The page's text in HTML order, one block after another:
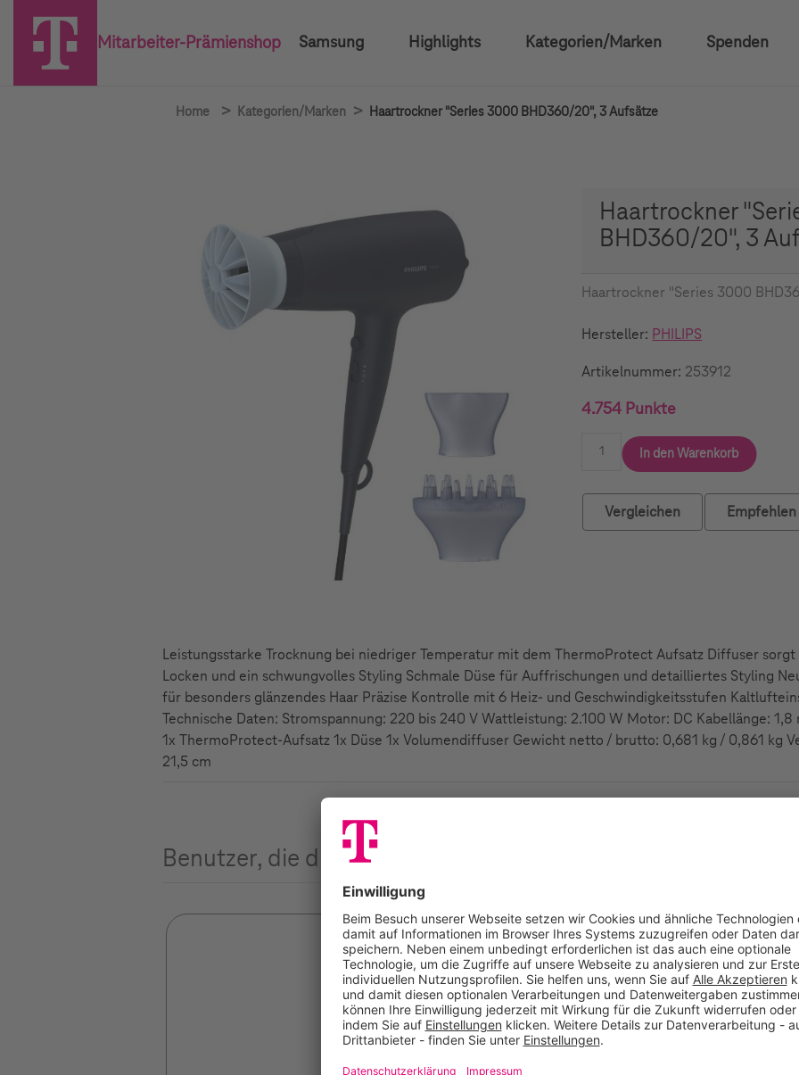
Mitarbeiter-Prämienshop Samsung Highlights Kategorien/Marken Spenden
Home > Kategorien/Marken > Haartrockner "Series 3000 BHD360/20", 3 Aufsätze
Haartrockner
BHD360/20", 3
Haartrockner "Series 3000
Hersteller: PHILIPS
Artikelnummer: 253912
4.754 Punkte
In den Warenkorb
Vergleichen Empfehlen
Leistungsstarke Trocknung bei niedriger Temperatur mit dem ThermoProtect Aufsatz Diffuser
Locken und ein schwungvolles Styling Schmale Düse für Auffrischungen und detailliertes Styling
für besonders glänzendes Haar Präzise Kontrolle mit 6 Heiz- und Geschwindigkeitsstufen
Technische Daten: Stromspannung: 220 bis 240 V Wattleistung: 2.100 W Motor: DC Kabellänge:
1x ThermoProtect-Aufsatz 1x Düse 1x Volumendiffuser Gewicht netto / brutto: 0,681 kg / 0,861 kg
21,5 cm
Benutzer, die diesen Artikel gekauft haben, haben auch